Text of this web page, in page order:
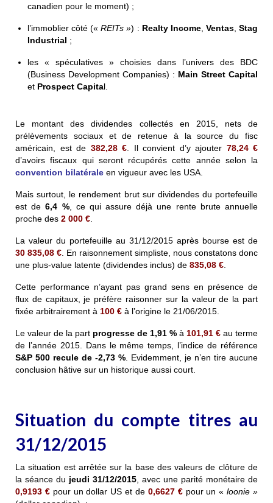
canadien pour le moment) ;
l’immoblier côté («REITs ») : Realty Income, Ventas,Stag
Industrial ;
les « spéculatives » choisies dans l’univers des BDC
(Business Development Companies) : Main Street Capital
et Prospect Capital.
Le montant des dividendes collectés en 2015, nets de
prélèvements sociaux et de retenue à la source du fisc
américain, est de 382,28 € . Il convient d’y ajouter 78,24 €
d’avoirs fiscaux qui seront récupérés cette année selon la
convention bilatérale en vigueur avec les USA.
Mais surtout, le rendement brut sur dividendes du portefeuille
est de6,4 %, ce qui assure déjà une rente brute annuelle
proche des 2 000 €
La valeur du portefeuille au 31/12/2015 après bourse est de
30 835,08 € . En raisonnement simpliste, nous constatons donc
une plus-value latente (dividendes inclus) de 835,08 €
Cette performance n’ayant pas grand sens en présence de
flux de capitaux, je préfère raisonner sur la valeur de la part
fixée arbitrairement à 100 € à l’origine le 21/06/2015.
Le valeur de la part progresse de 1,91 % à 101,91 € au terme
de l’année 2015. Dans le même temps, l’indice de référence
S&P 500 recule de -2,73 % . Evidemment, je n’en tire aucune
conclusion hâtive sur un historique aussi court.
Situation du compte titres au
31/12/2015
La situation est arrêtée sur la base des valeurs de clôture de
la séance du jeudi 31/12/2015 , avec une parité monétaire de
0,9193 €pour un dollar US et de 0,6627€pour un «loonie »